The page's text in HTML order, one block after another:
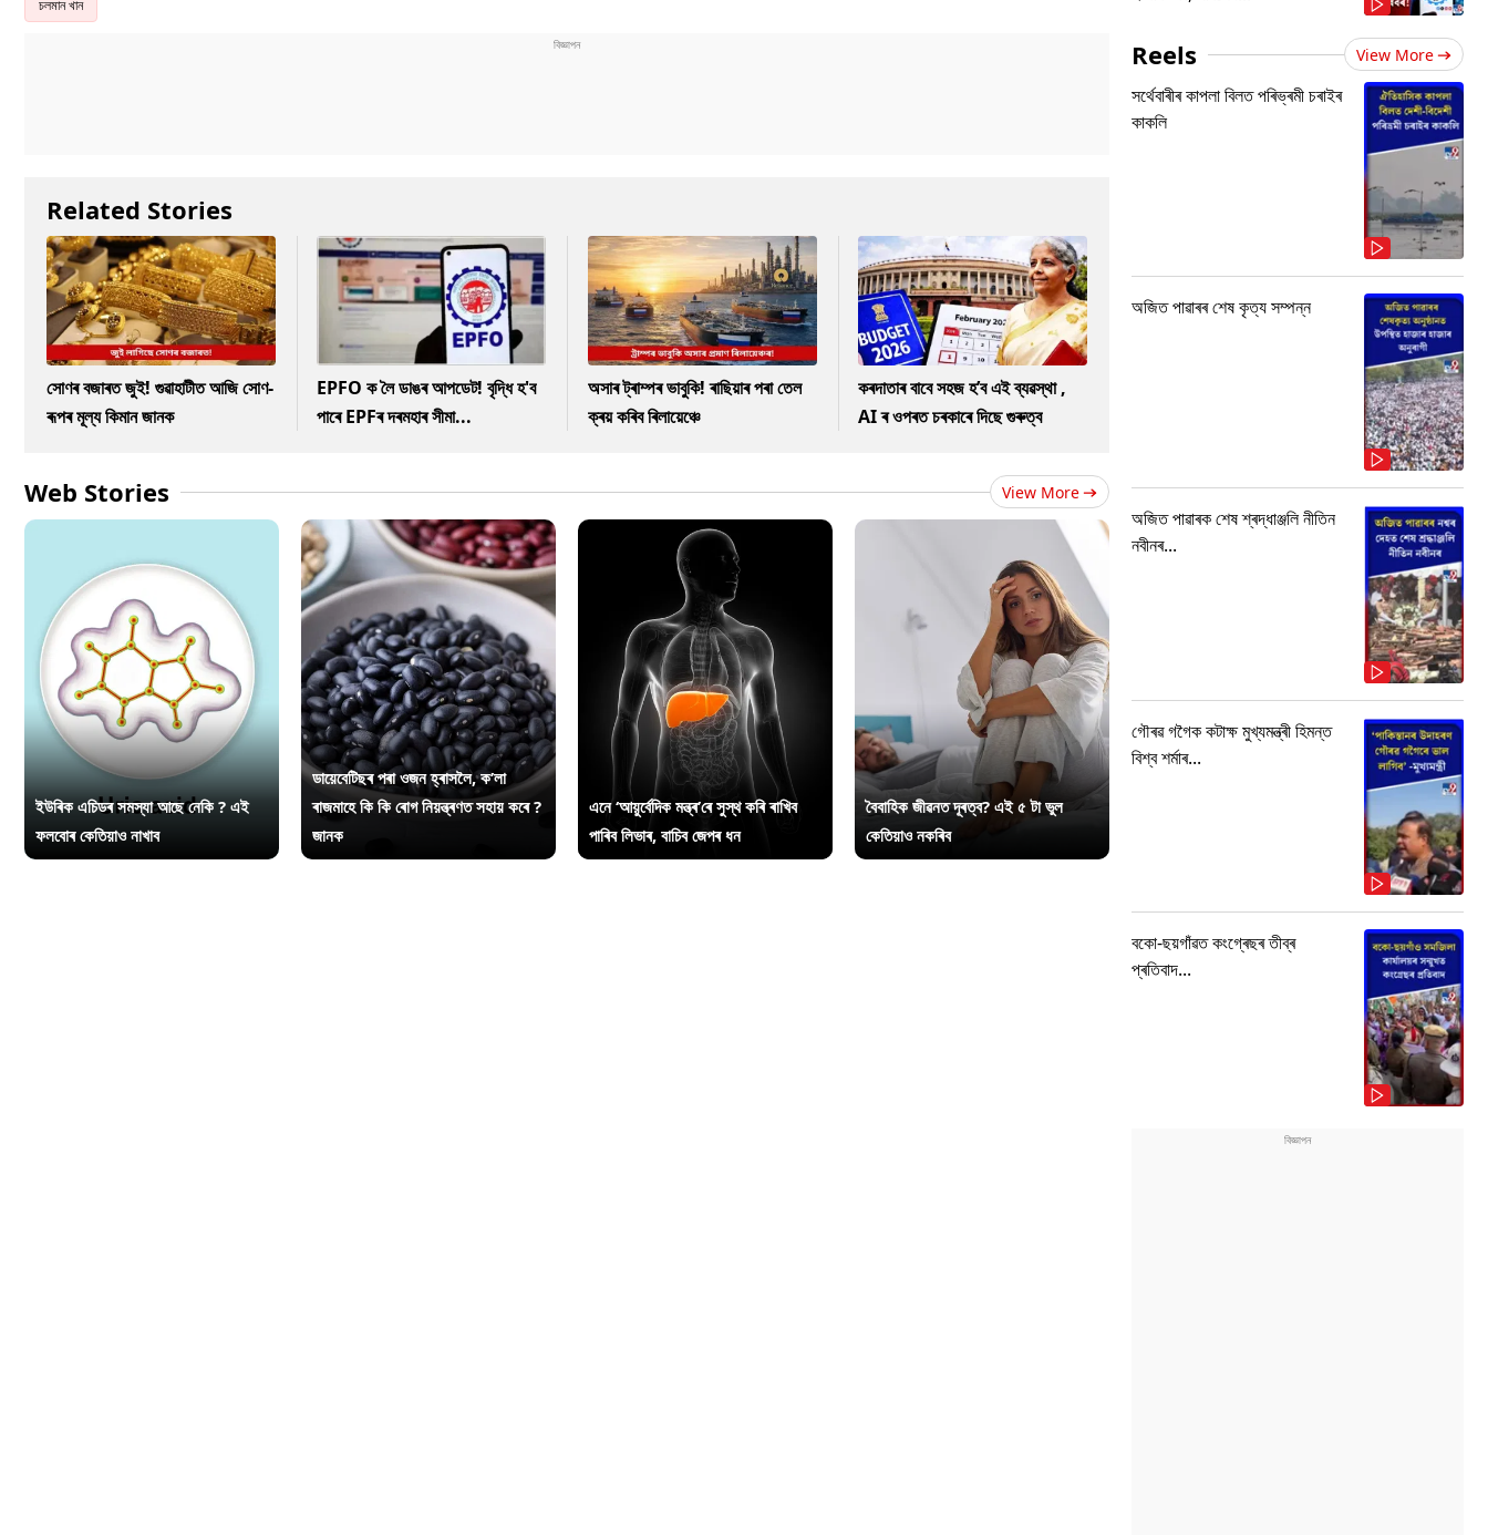
চলমান খান
Related Stories
সোণৰ বজাৰত জুই! গুৱাহাটীত আজি সোণ-
ৰূপৰ মূল্য কিমান জানক
EPFO ক লৈ ডাঙৰ আপডেট! বৃদ্ধি হ'ব
পাৰে EPFৰ দৰমহাৰ সীমা...
অসাৰ ট্ৰাম্পৰ ভাবুকি! ৰাছিয়াৰ পৰা তেল
ক্ৰয় কৰিব ৰিলায়েঞ্চে
কৰদাতাৰ বাবে সহজ হ’ব এই ব্যৱস্থা ,
AI ৰ ওপৰত চৰকাৰে দিছে গুৰুত্ব
Web Stories View More
ইউৰিক এচিডৰ সমস্যা আছে নেকি ? এই
ফলবোৰ কেতিয়াও নাখাব
ডায়েবেটিছৰ পৰা ওজন হ্ৰাসলৈ, ক’লা
ৰাজমাহে কি কি ৰোগ নিয়ন্ত্ৰণত সহায় কৰে ?
জানক
এনে ‘আয়ুৰ্বেদিক মন্ত্ৰ’ৰে সুস্থ কৰি ৰাখিব
পাৰিব লিভাৰ, বাচিব জেপৰ ধন
বৈবাহিক জীৱনত দূৰত্ব? এই ৫ টা ভুল
কেতিয়াও নকৰিব
Reels View More
সৰ্থেবাৰীৰ কাপলা বিলত পৰিভ্ৰমী চৰাইৰ
কাকলি
অজিত পাৱাৰৰ শেষ কৃত্য সম্পন্ন
অজিত পাৱাৰক শেষ শ্ৰদ্ধাঞ্জলি নীতিন
নবীনৰ...
গৌৰৱ গগৈক কটাক্ষ মুখ্যমন্ত্ৰী হিমন্ত
বিশ্ব শৰ্মাৰ...
বকো-ছয়গাঁৱত কংগ্ৰেছৰ তীব্ৰ
প্ৰতিবাদ...